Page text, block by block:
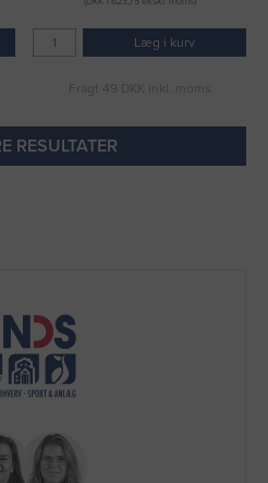
Læg i kurv
Fragt 49 DKK inkl. moms
RESULTATER